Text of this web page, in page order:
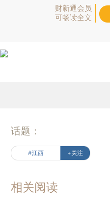
财新通会员
可畅读全文
话题：
#江西 +关注
相关阅读